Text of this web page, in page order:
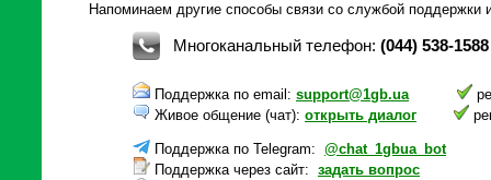
Напоминаем другие способы связи со службой поддержки
Многоканальный телефон: (044) 538-1588
Поддержка по email: support@1gb.ua
Живое общение (чат): открыть диалог
Поддержка по Telegram: @chat_1gbua_bot
Поддержка через сайт: задать вопрос